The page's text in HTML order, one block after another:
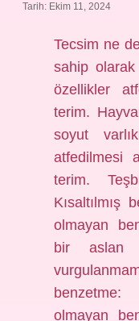
Tarih: Ekim 11, 2024
Tecsim ne
sahip
özellikler
terim.
soyut
atfedilmesi
terim.
Kısaltılmış
olmayan
bir aslan
olmayan